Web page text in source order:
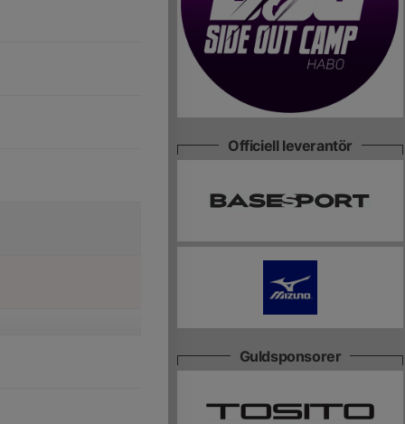
Officiell leverantör
Guldsponsorer